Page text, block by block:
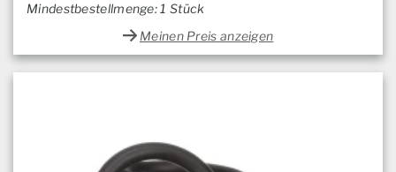
Mindestbestellmenge: 1 Stück
Meinen Preis anzeigen